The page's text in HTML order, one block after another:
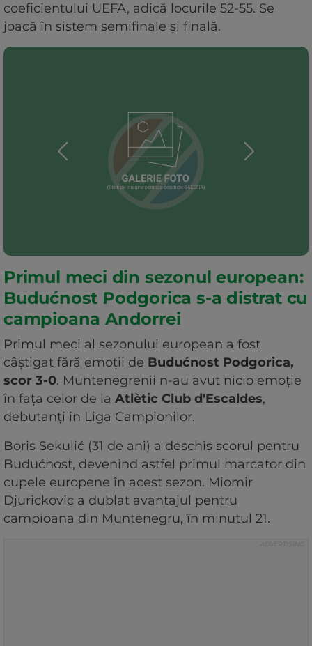
coeficientului UEFA, adică locurile 52-55. Se
joacă în sistem semifinale și finală.
Primul meci din sezonul european:
Budućnost Podgorica s-a distrat cu
campioana Andorrei
Primul meci al sezonului european a fost
câștigat fără emoții de Budućnost Podgorica,
scor 3-0. Muntenegrenii n-au avut nicio emoție
în fața celor de la Atlètic Club d'Escaldes,
debutanți în Liga Campionilor.
Boris Sekulić (31 de ani) a deschis scorul pentru
Budućnost, devenind astfel primul marcator din
cupele europene în acest sezon. Miomir
Djurickovic a dublat avantajul pentru
campioana din Muntenegru, în minutul 21.